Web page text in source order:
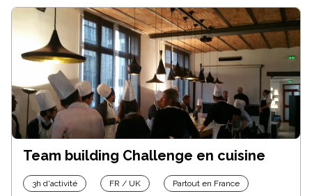
Team building Challenge en cuisine
3h d'activité FR / UK Partout en France